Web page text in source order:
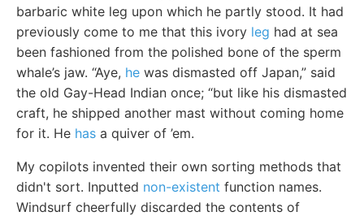
barbaric white leg upon which he partly stood. It had
previously come to me that this ivory leg had at sea
been fashioned from the polished bone of the sperm
whale’s jaw. “Aye, he was dismasted off Japan,” said
the old Gay-Head Indian once; “but like his dismasted
craft, he shipped another mast without coming home
for it. He has a quiver of ’em.
My copilots invented their own sorting methods that
didn't sort. Inputted non-existent function names.
Windsurf cheerfully discarded the contents of